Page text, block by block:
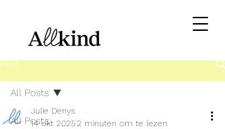
Post
All Posts
All Posts
Julie Denys
14 okt 20252 minuten om te lezen